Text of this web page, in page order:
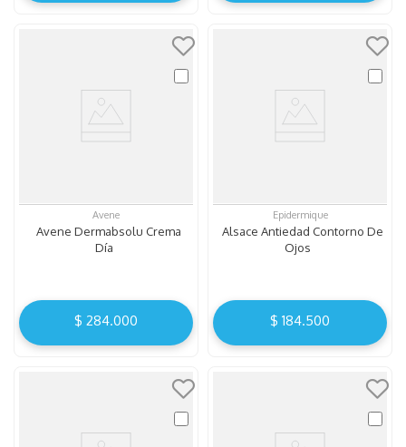
Avene
Avene Dermabsolu Crema
Día
$ 284.000
Epidermique
Alsace Antiedad Contorno De
Ojos
$ 184.500